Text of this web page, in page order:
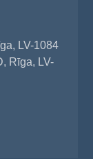
LV-1084
Rīga, LV-